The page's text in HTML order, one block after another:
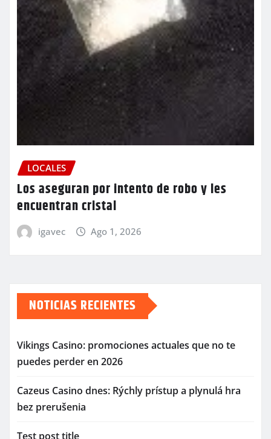
LOCALES
Los aseguran por intento de robo y les
encuentran cristal
igavec Ago 1, 2026
NOTICIAS RECIENTES
Vikings Casino: promociones actuales que no te
puedes perder en 2026
Cazeus Casino dnes: Rýchly prístup a plynulá hra
bez prerušenia
Test post title